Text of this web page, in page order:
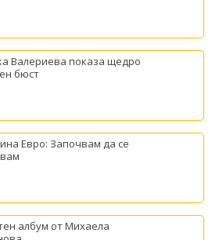
Валериева показа щедро
бюст
Евро: Започвам да се
албум от Михаела